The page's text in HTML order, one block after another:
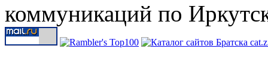
коммуникаций по